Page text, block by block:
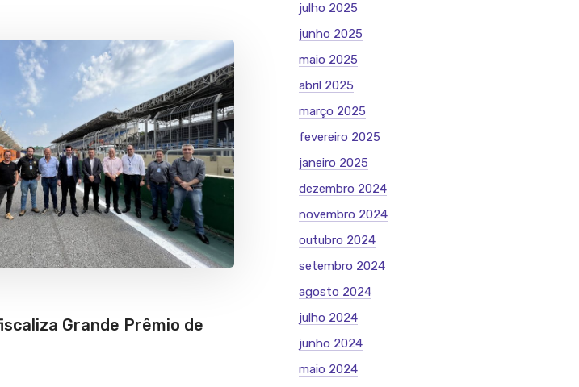
Grande Prêmio de
julho 2025
junho 2025
maio 2025
abril 2025
março 2025
fevereiro 2025
janeiro 2025
dezembro 2024
novembro 2024
outubro 2024
setembro 2024
agosto 2024
julho 2024
junho 2024
maio 2024